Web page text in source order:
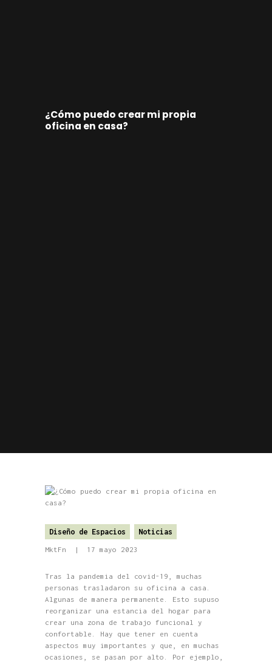
¿Cómo puedo crear mi propia
oficina en casa?
Diseño de Espacios Noticias
MktFn 17 mayo 2023
Tras la pandemia del covid-19, muchas
personas trasladaron su oficina a casa.
Algunas de manera permanente. Esto supuso
reorganizar una estancia del hogar para
crear una zona de trabajo funcional y
confortable. Hay que tener en cuenta
aspectos muy importantes y que, en muchas
ocasiones, se pasan por alto. Por ejemplo,